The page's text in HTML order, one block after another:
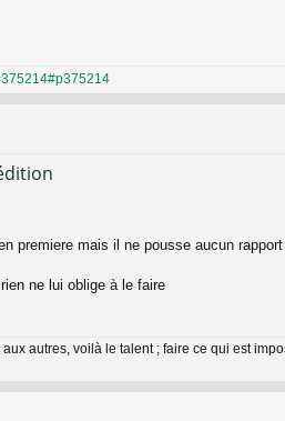
premiere mais il ne pousse aucun rapport
ne lui oblige à le faire
autres, voilà le talent ; faire ce qui est